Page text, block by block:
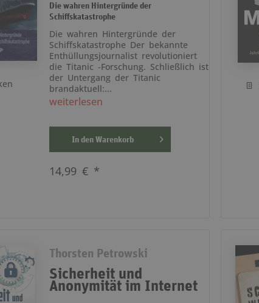
Die wahren Hintergründe der
Schiffskatastrophe
Die wahren Hintergründe der
Schiffskatastrophe Der bekannte
Enthüllungsjournalist revolutioniert
die Titanic -Forschung. Schließlich ist
der Untergang der Titanic
brandaktuell:...
weiterlesen
In denWarenkorb
14,99 € *
Thorsten Petrowski
Sicherheit und
Anonymität im Internet